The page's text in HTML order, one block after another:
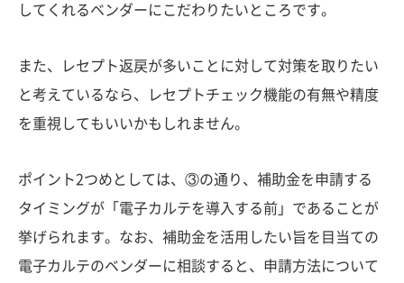
してくれるベンダーにこだわりたいところです。
また、レセプト返戻が多いことに対して対策を取りたい
と考えているなら、レセプトチェック機能の有無や精度
を重視してもいいかもしれません。
ポイント2つめとしては、③の通り、補助金を申請する
タイミングが「電子カルテを導入する前」であることが
挙げられます。なお、補助金を活用したい旨を目当ての
電子カルテのベンダーに相談すると、申請方法について